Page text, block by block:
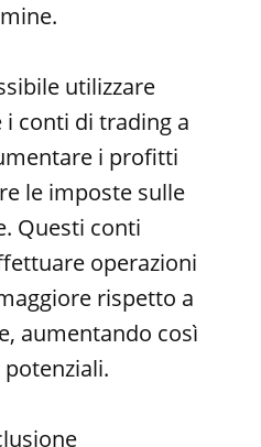
utilizzare
conti di trading a
i profitti
le imposte sulle
Questi conti
operazioni
rispetto a
aumentando così